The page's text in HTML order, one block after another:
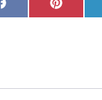
Facebook